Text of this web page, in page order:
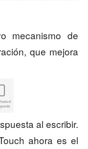
mecanismo de
que mejora
al escribir.
ahora es el